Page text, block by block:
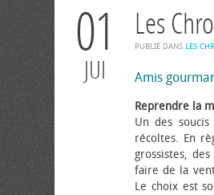
01
JUI
Les
PUBLIÉ DANS LES
Amis
Reprendre la
Un des
récoltes. En
grossistes,
faire de la
Le choix est